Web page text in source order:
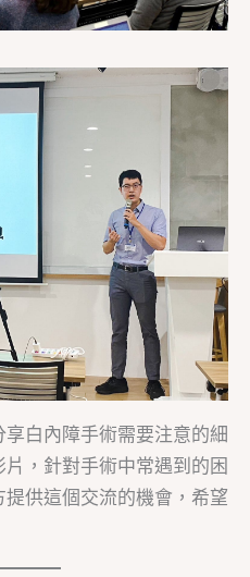
白內障手術需要注意的細
，針對手術中常遇到的困
供這個交流的機會，希望